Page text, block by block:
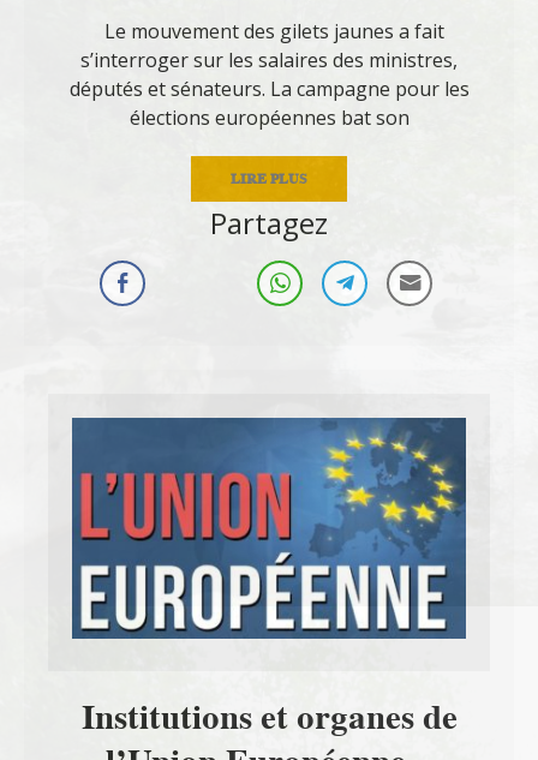
Le mouvement des gilets jaunes a fait
s’interroger sur les salaires des ministres,
députés et sénateurs. La campagne pour les
élections européennes bat son
LIRE PLUS
Partagez
Institutions et organes de